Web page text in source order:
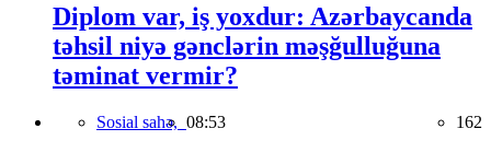
Diplom var, iş yoxdur: Azərbaycanda
təhsil niyə gənclərin məşğulluğuna
təminat vermir?
Sosial sahə, 08:53 162